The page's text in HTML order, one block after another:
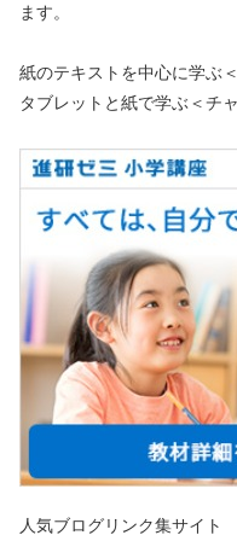
ます。
紙のテキストを中心に学ぶ
タブレットと紙で学ぶ＜チ
人気ブログリンク集サイト